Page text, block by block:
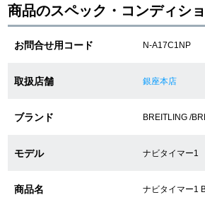
送料・お支払方法
ショッピングローンの流れ
ショップサービス
商品のスペック・コンディシ
お問合せ用コード N-A17C1NP
取扱店舗 銀座本店
ブランド BREITLING /
モデル ナビタイマー1
商品名 ナビタイマー1